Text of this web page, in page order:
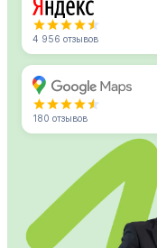
4 956 отзывов
180 отзывов